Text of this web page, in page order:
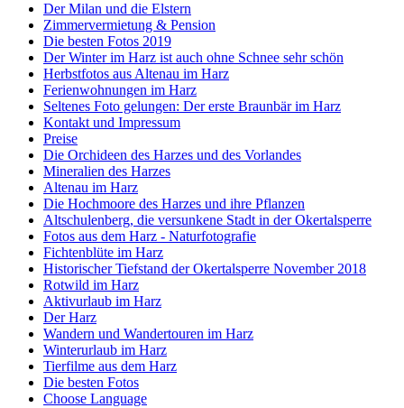
Der Milan und die Elstern
Zimmervermietung & Pension
Die besten Fotos 2019
Der Winter im Harz ist auch ohne Schnee sehr schön
Herbstfotos aus Altenau im Harz
Ferienwohnungen im Harz
Seltenes Foto gelungen: Der erste Braunbär im Harz
Kontakt und Impressum
Preise
Die Orchideen des Harzes und des Vorlandes
Mineralien des Harzes
Altenau im Harz
Die Hochmoore des Harzes und ihre Pflanzen
Altschulenberg, die versunkene Stadt in der Okertalsperre
Fotos aus dem Harz - Naturfotografie
Fichtenblüte im Harz
Historischer Tiefstand der Okertalsperre November 2018
Rotwild im Harz
Aktivurlaub im Harz
Der Harz
Wandern und Wandertouren im Harz
Winterurlaub im Harz
Tierfilme aus dem Harz
Die besten Fotos
Choose Language